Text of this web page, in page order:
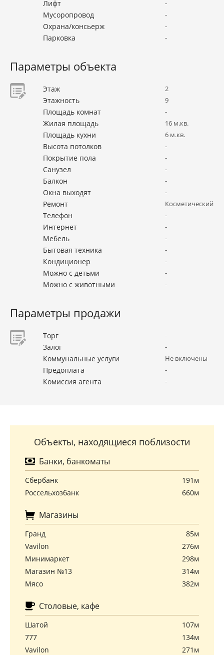
Лифт -
Мусоропровод -
Охрана/консьерж -
Парковка -
Параметры объекта
Этаж 2
Этажность 9
Площадь комнат -
Жилая площадь 16 м.кв.
Площадь кухни 6 м.кв.
Высота потолков -
Покрытие пола -
Санузел -
Балкон -
Окна выходят -
Ремонт Косметический
Телефон -
Интернет -
Мебель -
Бытовая техника -
Кондиционер -
Можно с детьми -
Можно с животными -
Параметры продажи
Торг -
Залог -
Коммунальные услуги Не включены
Предоплата -
Комиссия агента -
Объекты, находящиеся поблизости
Банки, банкоматы
Сбербанк
191м
Россельхозбанк
660м
Магазины
Гранд
85м
Vavilon
276м
Минимаркет
298м
Магазин №13
314м
Мясо
382м
Столовые, кафе
Шатой
107м
777
134м
Vavilon
271м